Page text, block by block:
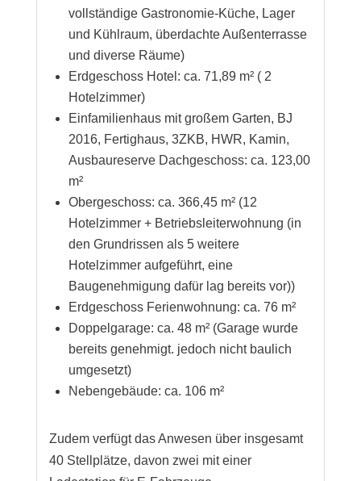
vollständige Gastronomie-Küche, Lager
und Kühlraum, überdachte Außenterrasse
und diverse Räume)
Erdgeschoss Hotel: ca. 71,89 m² ( 2
Hotelzimmer)
Einfamilienhaus mit großem Garten, BJ
2016, Fertighaus, 3ZKB, HWR, Kamin,
Ausbaureserve Dachgeschoss: ca. 123,00
m²
Obergeschoss: ca. 366,45 m² (12
Hotelzimmer + Betriebsleiterwohnung (in
den Grundrissen als 5 weitere
Hotelzimmer aufgeführt, eine
Baugenehmigung dafür lag bereits vor))
Erdgeschoss Ferienwohnung: ca. 76 m²
Doppelgarage: ca. 48 m² (Garage wurde
bereits genehmigt. jedoch nicht baulich
umgesetzt)
Nebengebäude: ca. 106 m²
Zudem verfügt das Anwesen über insgesamt
40 Stellplätze, davon zwei mit einer